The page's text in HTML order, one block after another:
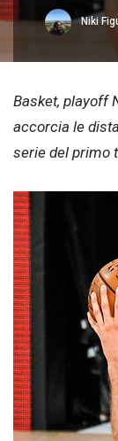
Niki
Basket, playoff
accorcia le
serie del primo